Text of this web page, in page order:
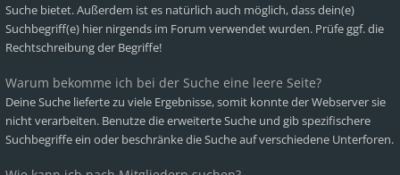
Suche bietet. Außerdem ist es natürlich auch möglich, dass dein(e)
Suchbegriff(e) hier nirgends im Forum verwendet wurden. Prüfe ggf. die
Rechtschreibung der Begriffe!
Warum bekomme ich bei der Suche eine leere Seite?
Deine Suche lieferte zu viele Ergebnisse, somit konnte der Webserver sie
nicht verarbeiten. Benutze die erweiterte Suche und gib spezifischere
Suchbegriffe ein oder beschränke die Suche auf verschiedene Unterforen.